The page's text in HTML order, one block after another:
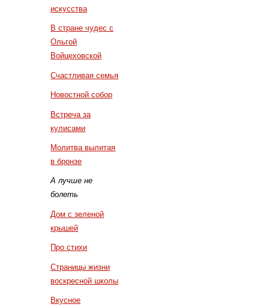
искусства
В стране чудес с
Ольгой
Войцеховской
Счастливая семья
Новостной собор
Встреча за
кулисами
Молитва вылитая
в бронзе
А лучше не
болеть
Дом с зеленой
крышей
Про стихи
Страницы жизни
воскресной школы
Вкусное